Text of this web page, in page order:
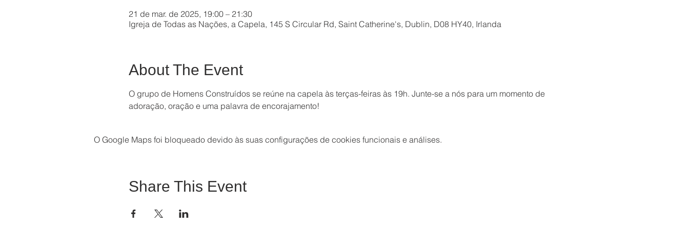
21 de mar. de 2025, 19:00 – 21:30
Igreja de Todas as Nações, a Capela, 145 S Circular Rd, Saint Catherine's, Dublin, D08 HY40, Irlanda
About The Event
O grupo de Homens Construídos se reúne na capela às terças-feiras às 19h. Junte-se a nós para um momento de
adoração, oração e uma palavra de encorajamento!
O Google Maps foi bloqueado devido às suas configurações de cookies funcionais e análises.
Share This Event